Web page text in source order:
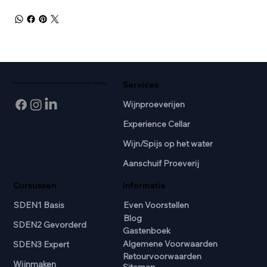
Professionele wijnkennis en passie voor wijn in het hart van Breda.
Cursussen
SDEN1 Basis
SDEN2 Gevorderd
SDEN3 Expert
Wijnmaken
Services
Wijnproeverijen
Experience Cellar
Wijn/Spijs op het water
Aanschuif Proeverij
Informatie
Even Voorstellen
Blog
Gastenboek
Algemene Voorwaarden
Retourvoorwaarden